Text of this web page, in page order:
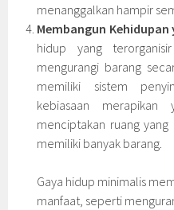
menanggalkan hampir
Membangun
hidup yang
mengurangi barang
memiliki sistem
kebiasaan
menciptakan ruang
memiliki banyak barang.
Gaya hidup minimalis
manfaat, seperti